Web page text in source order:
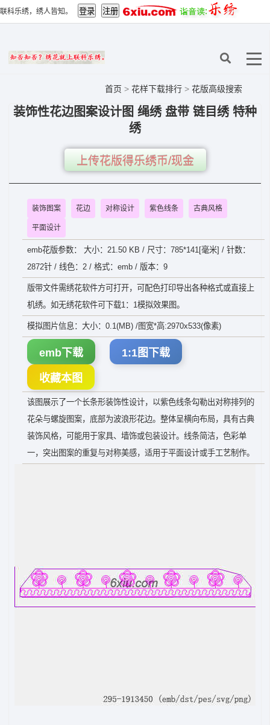
联科乐绣，绣人皆知。
首页 > 花样下载排行 > 花版高级搜索
装饰性花边图案设计图 绳绣 盘带 链目绣 特种
绣
上传花版得乐绣币/现金
装饰图案 花边 对称设计 紫色线条 古典风格
平面设计
emb花版参数： 大小：21.50 KB / 尺寸：785*141[毫米] / 针数：
2872针 / 线色：2 / 格式：emb / 版本：9
版带文件需绣花软件方可打开，可配色打印导出各种格式或直接上
机绣。如无绣花软件可下载1：1模拟效果图。
模拟图片信息：大小：0.1(MB) /图宽*高:2970x533(像素)
emb下载 1:1图下载
收藏本图
该图展示了一个长条形装饰性设计，以紫色线条勾勒出对称排列的
花朵与螺旋图案，底部为波浪形花边。整体呈横向布局，具有古典
装饰风格，可能用于家具、墙饰或包装设计。线条简洁，色彩单
一，突出图案的重复与对称美感，适用于平面设计或手工艺制作。